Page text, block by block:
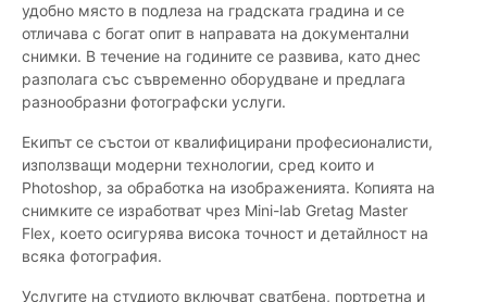
удобно място в подлеза на градската градина и се
отличава с богат опит в направата на документални
снимки. В течение на годините се развива, като днес
разполага със съвременно оборудване и предлага
разнообразни фотографски услуги.
Екипът се състои от квалифицирани професионалисти,
използващи модерни технологии, сред които и
Photoshop, за обработка на изображенията. Копията на
снимките се изработват чрез Mini-lab Gretag Master
Flex, което осигурява висока точност и детайлност на
всяка фотография.
Услугите на студиото включват сватбена, портретна и